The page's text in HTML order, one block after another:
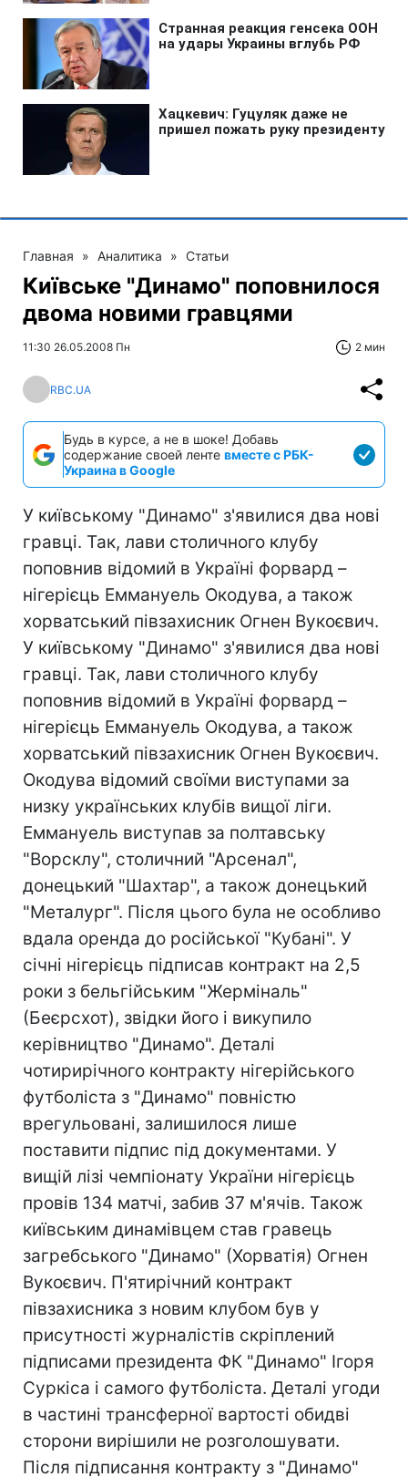
Главная » Аналитика » Статьи
Київське "Динамо" поповнилося
двома новими гравцями
11:30 26.05.2008 Пн 2 мин
RBC.UA
Будь в курсе, а не в шоке! Добавь
содержание своей ленте вместе с РБК-
Украина в Google
У київському "Динамо" з'явилися два нові
гравці. Так, лави столичного клубу
поповнив відомий в Україні форвард –
нігерієць Еммануель Окодува, а також
хорватський півзахисник Огнен Вукоєвич.
У київському "Динамо" з'явилися два нові
гравці. Так, лави столичного клубу
поповнив відомий в Україні форвард –
нігерієць Еммануель Окодува, а також
хорватський півзахисник Огнен Вукоєвич.
Окодува відомий своїми виступами за
низку українських клубів вищої ліги.
Еммануель виступав за полтавську
"Ворсклу", столичний "Арсенал",
донецький "Шахтар", а також донецький
"Металург". Після цього була не особливо
вдала оренда до російської "Кубані". У
січні нігерієць підписав контракт на 2,5
роки з бельгійським "Жерміналь"
(Беєрсхот), звідки його і викупило
керівництво "Динамо". Деталі
чотирирічного контракту нігерійського
футболіста з "Динамо" повністю
врегульовані, залишилося лише
поставити підпис під документами. У
вищій лізі чемпіонату України нігерієць
провів 134 матчі, забив 37 м'ячів. Також
київським динамівцем став гравець
загребського "Динамо" (Хорватія) Огнен
Вукоєвич. П'ятирічний контракт
півзахисника з новим клубом був у
присутності журналістів скріплений
підписами президента ФК "Динамо" Ігоря
Суркіса і самого футболіста. Деталі угоди
в частині трансферної вартості обидві
сторони вирішили не розголошувати.
Після підписання контракту з "Динамо"